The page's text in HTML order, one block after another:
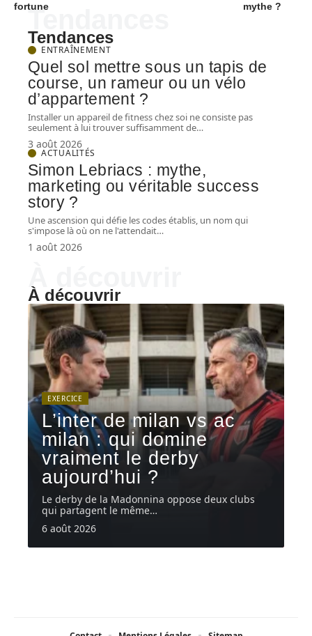
fortune
mythe ?
Tendances
Tendances
ENTRAÎNEMENT
Quel sol mettre sous un tapis de
course, un rameur ou un vélo
d’appartement ?
Installer un appareil de fitness chez soi ne consiste pas
seulement à lui trouver suffisamment de…
3 août 2026
ACTUALITÉS
Simon Lebriacs : mythe,
marketing ou véritable success
story ?
Une ascension qui défie les codes établis, un nom qui
s'impose là où on ne l'attendait…
1 août 2026
À découvrir
EXERCICE
L’inter de milan vs ac
milan : qui domine
vraiment le derby
aujourd’hui ?
Le derby de la Madonnina oppose deux clubs
qui partagent le même…
6 août 2026